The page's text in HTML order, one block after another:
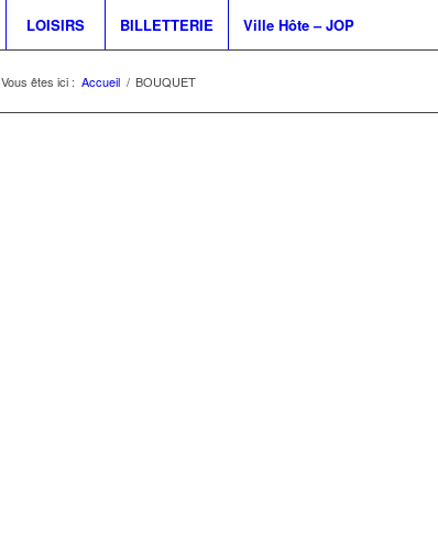
LOISIRS BILLETTERIE Ville Hôte – JOP
Vous êtes ici : Accueil / BOUQUET